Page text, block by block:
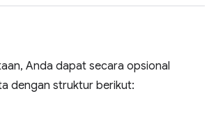
Anda dapat secara opsional
dengan struktur berikut: